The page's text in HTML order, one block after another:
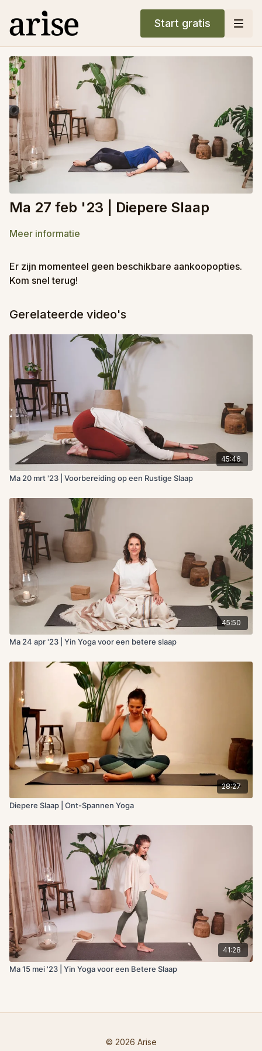
Start gratis
Ma 27 feb '23 | Diepere Slaap
Meer informatie
Er zijn momenteel geen beschikbare aankoopopties.
Kom snel terug!
Gerelateerde video's
45:46
Ma 20 mrt '23 | Voorbereiding op een Rustige Slaap
45:50
Ma 24 apr '23 | Yin Yoga voor een betere slaap
28:27
Diepere Slaap | Ont-Spannen Yoga
41:28
Ma 15 mei '23 | Yin Yoga voor een Betere Slaap
© 2026 Arise